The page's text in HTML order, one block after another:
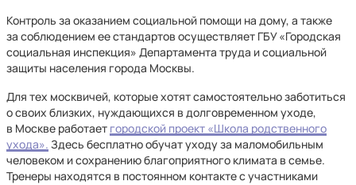
Контроль за оказанием социальной помощи на дому, а также
за соблюдением ее стандартов осуществляет ГБУ «Городская
социальная инспекция» Департамента труда и социальной
защиты населения города Москвы.
Для тех москвичей, которые хотят самостоятельно заботиться
о своих близких, нуждающихся в долговременном уходе,
в Москве работает городской проект «Школа родственного
ухода». Здесь бесплатно обучат уходу за маломобильным
человеком и сохранению благоприятного климата в семье.
Тренеры находятся в постоянном контакте с участниками